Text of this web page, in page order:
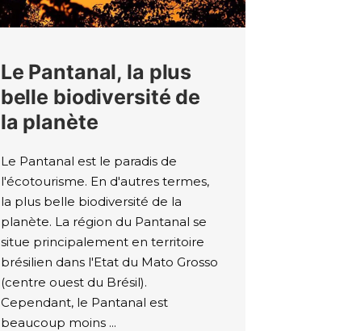
Le Pantanal, la plus
belle biodiversité de
la planète
Le Pantanal est le paradis de
l'écotourisme. En d'autres termes,
la plus belle biodiversité de la
planète. La région du Pantanal se
situe principalement en territoire
brésilien dans l'Etat du Mato Grosso
(centre ouest du Brésil).
Cependant, le Pantanal est
beaucoup moins